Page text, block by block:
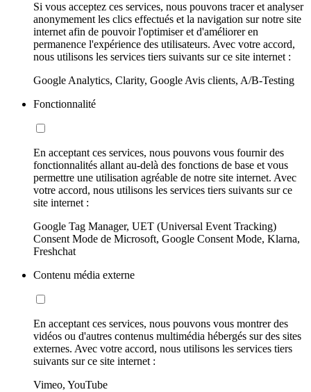
Si vous acceptez ces services, nous pouvons tracer et analyser
anonymement les clics effectués et la navigation sur notre site
internet afin de pouvoir l'optimiser et d'améliorer en
permanence l'expérience des utilisateurs. Avec votre accord,
nous utilisons les services tiers suivants sur ce site internet :
Google Analytics, Clarity, Google Avis clients, A/B-Testing
Fonctionnalité
En acceptant ces services, nous pouvons vous fournir des
fonctionnalités allant au-delà des fonctions de base et vous
permettre une utilisation agréable de notre site internet. Avec
votre accord, nous utilisons les services tiers suivants sur ce
site internet :
Google Tag Manager, UET (Universal Event Tracking)
Consent Mode de Microsoft, Google Consent Mode, Klarna,
Freshchat
Contenu média externe
En acceptant ces services, nous pouvons vous montrer des
vidéos ou d'autres contenus multimédia hébergés sur des sites
externes. Avec votre accord, nous utilisons les services tiers
suivants sur ce site internet :
Vimeo, YouTube